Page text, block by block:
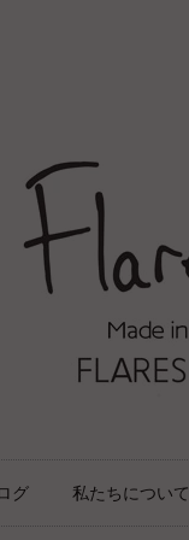
グ 私たちについて